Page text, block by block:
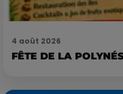
4 août 2026
FÊTE DE LA